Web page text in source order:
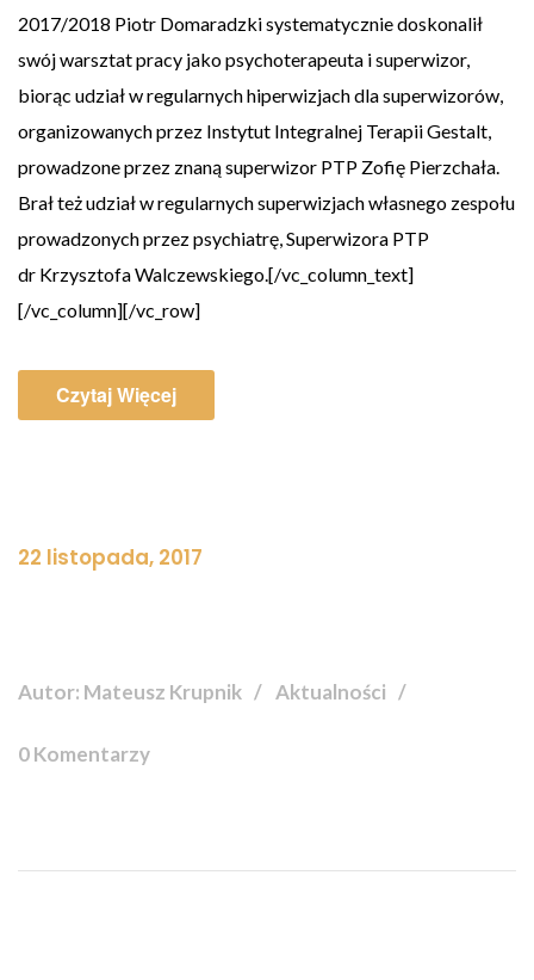
2017/2018 Piotr Domaradzki systematycznie doskonalił
swój warsztat pracy jako psychoterapeuta i superwizor,
biorąc udział w regularnych hiperwizjach dla superwizorów,
organizowanych przez Instytut Integralnej Terapii Gestalt,
prowadzone przez znaną superwizor PTP Zofię Pierzchała.
Brał też udział w regularnych superwizjach własnego zespołu
prowadzonych przez psychiatrę, Superwizora PTP
dr Krzysztofa Walczewskiego.[/vc_column_text]
[/vc_column][/vc_row]
Czytaj Więcej
22 listopada, 2017
Autor: Mateusz Krupnik Aktualności
0 Komentarzy